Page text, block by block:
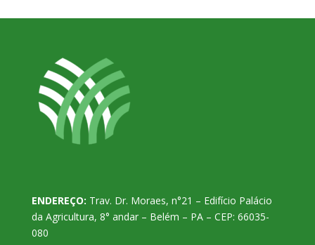
ENDEREÇO: Trav. Dr. Moraes, n°21 – Edifício Palácio
da Agricultura, 8° andar – Belém – PA – CEP: 66035-
080